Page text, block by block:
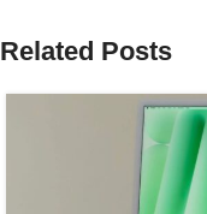
Related Posts